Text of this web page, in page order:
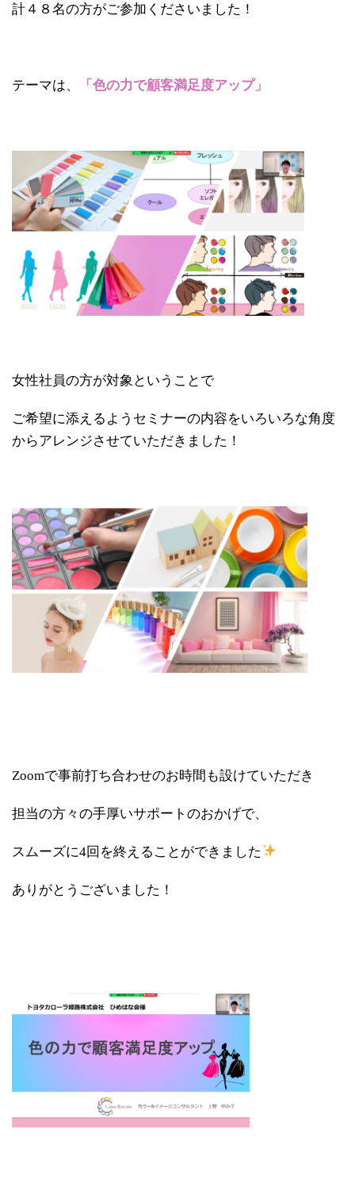
計４８名の方がご参加くださいました！
テーマは、 「色の力で顧客満足度アップ」
女性社員の方が対象ということで
ご希望に添えるようセミナーの内容をいろいろな角度
からアレンジさせていただきました！
Zoomで事前打ち合わせのお時間も設けていただき
担当の方々の手厚いサポートのおかげで、
スムーズに4回を終えることができました
ありがとうございました！